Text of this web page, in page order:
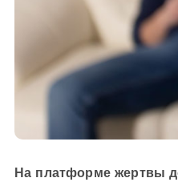
На платформе жертвы